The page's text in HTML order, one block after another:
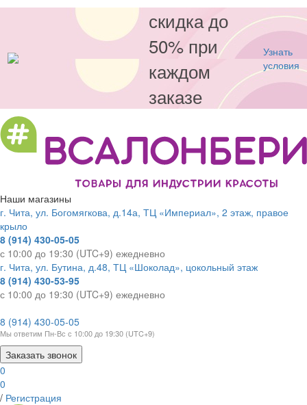
скидка до
50% при
каждом
заказе
Узнать
условия
Наши магазины
г. Чита, ул. Богомягкова, д.14а, ТЦ «Империал», 2 этаж, правое
крыло
8 (914) 430-05-05
с 10:00 до 19:30 (UTC+9) ежедневно
г. Чита, ул. Бутина, д.48, ТЦ «Шоколад», цокольный этаж
8 (914) 430-53-95
с 10:00 до 19:30 (UTC+9) ежедневно
8 (914) 430-05-05
Мы ответим Пн-Вс с 10:00 до 19:30 (UTC+9)
Заказать звонок
0
0
/ Регистрация